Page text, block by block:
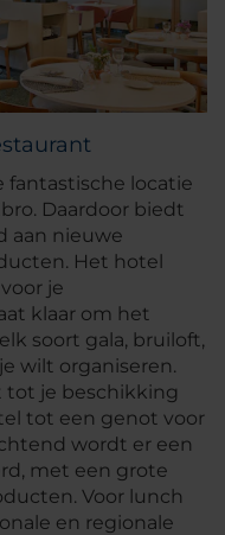
fantastische locatie
Daardoor biedt
aan nieuwe
Het hotel
je
klaar om het
soort gala, bruiloft,
wilt organiseren.
je beschikking
tot een genot voor
wordt er een
met een grote
Voor lunch
en regionale